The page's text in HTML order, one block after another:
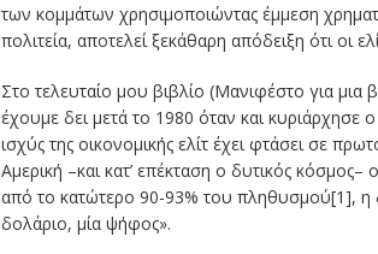
των κομμάτων χρησιμοποιώντας έμμεση
πολιτεία, αποτελεί ξεκάθαρη απόδειξη ότι οι
Στο τελευταίο μου βιβλίο (Μανιφέστο για
έχουμε δει μετά το 1980 όταν και
ισχύς της οικονομικής ελίτ έχει φτάσει σε
Αμερική –και κατ’ επέκταση ο δυτικός
από το κατώτερο 90-93% του πληθυσμού[1], η
δολάριο, μία ψήφος».